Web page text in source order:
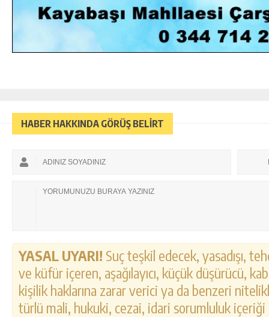
HABER HAKKINDA GÖRÜŞ BELİRT
YASAL UYARI! Suç teşkil edecek, yasadışı,
ve küfür içeren, aşağılayıcı, küçük düşürücü,
kişilik haklarına zarar verici ya da benzeri
türlü mali, hukuki, cezai, idari sorumluluk